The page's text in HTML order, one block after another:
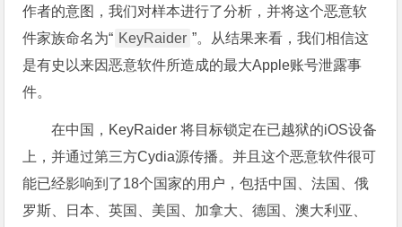
作者的意图，我们对样本进行了分析，并将这个恶意软
件家族命名为“ KeyRaider ”。从结果来看，我们相信这
是有史以来因恶意软件所造成的最大Apple账号泄露事
件。
在中国，KeyRaider 将目标锁定在已越狱的iOS设备
上，并通过第三方Cydia源传播。并且这个恶意软件很可
能已经影响到了18个国家的用户，包括中国、法国、俄
罗斯、日本、英国、美国、加拿大、德国、澳大利亚、